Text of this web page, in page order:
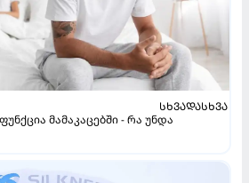
ᲡᲮᲕᲐᲓᲐᲡᲮᲕᲐ
მამაკაცებში - რა უნდა